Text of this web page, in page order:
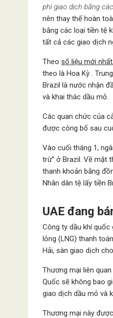
phí giao dịch bằng
nên thay thế hoàn
bằng các loại tiền tệ
tất cả các giao dịch
Theo số liệu mới nhất
theo là Hoa Kỳ .
Brazil là nước nhận
và khai thác dầu mỏ.
Các quan chức của
được công bố sau
Vào cuối tháng 1,
trừ” ở Brazil. Về mặt
thanh khoản bằng
Nhân dân tệ lấy tiền
UAE đang
Công ty dầu khí quốc
lỏng (LNG) thanh
Hải, sàn giao dịch
Thương mại liên
Quốc sẽ không bao
giao dịch dầu mỏ và
Thương mại này